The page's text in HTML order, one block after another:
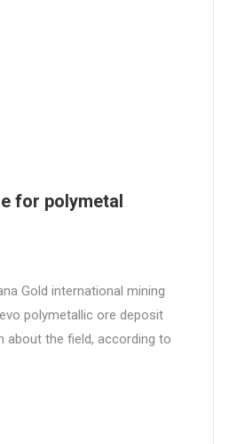
for polymetal
Gold international mining
polymetallic ore deposit
about the field, according to